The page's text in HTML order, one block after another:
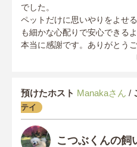
でした。
ペットだけに思いやりをよせ
も細かな心配りで安心できる
本当に感謝です。ありがとう
預けたホスト Manakaさん /
テイ
こつぶくんの飼